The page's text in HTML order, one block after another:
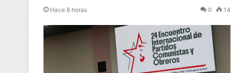
Hace 8 horas 0 14